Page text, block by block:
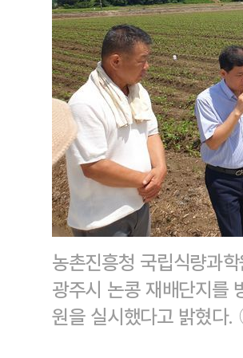
농촌진흥청 국립식량과
광주시 논콩 재배단지를
원을 실시했다고 밝혔